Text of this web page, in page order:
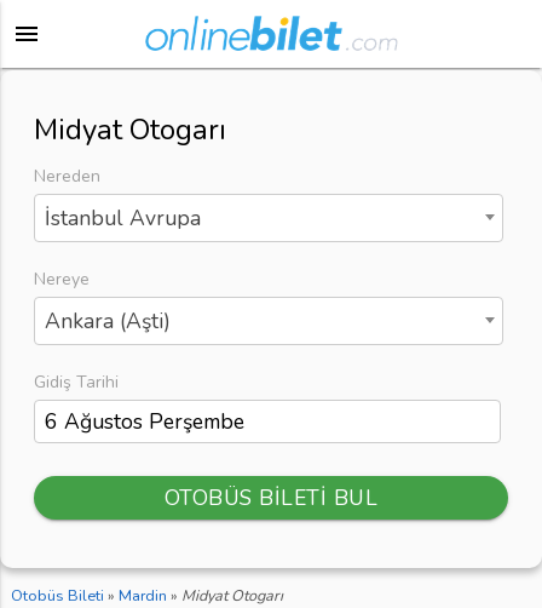
menu
Midyat Otogarı
Nereden
İstanbul Avrupa
Nereye
Ankara (Aşti)
Gidiş Tarihi
OTOBÜS BİLETİ BUL
Otobüs Bileti » Mardin » Midyat Otogarı